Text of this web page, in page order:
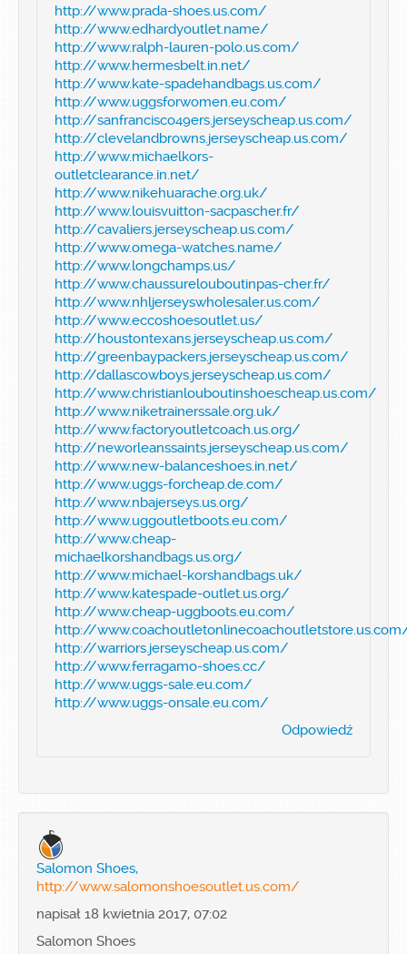
http://www.prada-shoes.us.com/
http://www.edhardyoutlet.name/
http://www.ralph-lauren-polo.us.com/
http://www.hermesbelt.in.net/
http://www.kate-spadehandbags.us.com/
http://www.uggsforwomen.eu.com/
http://sanfrancisco49ers.jerseyscheap.us.com/
http://clevelandbrowns.jerseyscheap.us.com/
http://www.michaelkors-
outletclearance.in.net/
http://www.nikehuarache.org.uk/
http://www.louisvuitton-sacpascher.fr/
http://cavaliers.jerseyscheap.us.com/
http://www.omega-watches.name/
http://www.longchamps.us/
http://www.chaussurelouboutinpas-cher.fr/
http://www.nhljerseyswholesaler.us.com/
http://www.eccoshoesoutlet.us/
http://houstontexans.jerseyscheap.us.com/
http://greenbaypackers.jerseyscheap.us.com/
http://dallascowboys.jerseyscheap.us.com/
http://www.christianlouboutinshoescheap.us.com/
http://www.niketrainerssale.org.uk/
http://www.factoryoutletcoach.us.org/
http://neworleanssaints.jerseyscheap.us.com/
http://www.new-balanceshoes.in.net/
http://www.uggs-forcheap.de.com/
http://www.nbajerseys.us.org/
http://www.uggoutletboots.eu.com/
http://www.cheap-
michaelkorshandbags.us.org/
http://www.michael-korshandbags.uk/
http://www.katespade-outlet.us.org/
http://www.cheap-uggboots.eu.com/
http://
http://warriors.jerseyscheap.us.com/
http://www.ferragamo-shoes.cc/
http://www.uggs-sale.eu.com/
http://www.uggs-onsale.eu.com/
Odpowiedź
Salomon Shoes,
http://www.salomonshoesoutlet.us.com/
napisał 18 kwietnia 2017, 07:02
Salomon Shoes